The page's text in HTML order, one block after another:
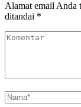
Alamat email Anda
ditandai *